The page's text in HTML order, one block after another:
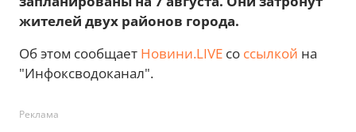
жителей двух районов города.
Об этом сообщает Новини.LIVE со ссылкой на
"Инфоксводоканал".
Реклама